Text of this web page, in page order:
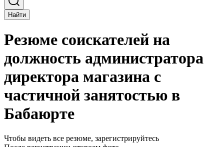
Найти
Резюме соискателей на
должность администратора
директора магазина с
частичной занятостью в
Бабаюрте
Чтобы видеть все резюме, зарегистрируйтесь